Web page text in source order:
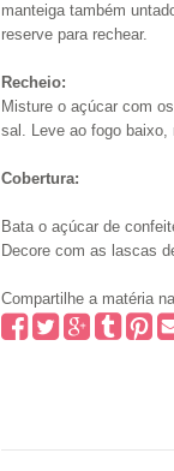
manteiga também
reserve para rechear.
Recheio:
Misture o açúcar com
sal. Leve ao fogo baixo,
Cobertura:
Bata o açúcar de
Decore com as lascas
Compartilhe a matéria